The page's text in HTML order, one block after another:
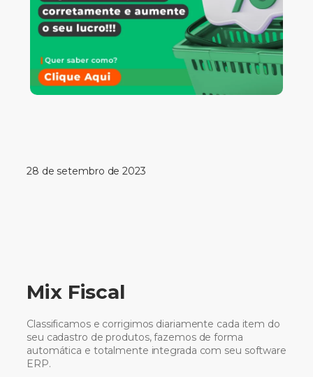
28 de setembro de 2023
Mix Fiscal
Classificamos e corrigimos diariamente cada item do
seu cadastro de produtos, fazemos de forma
automática e totalmente integrada com seu software
ERP.